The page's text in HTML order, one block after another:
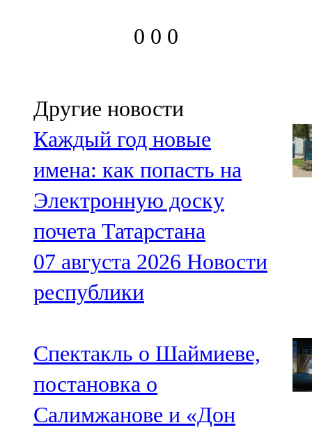
0 0 0
Другие новости
Каждый год новые
имена: как попасть на
Электронную доску
почета Татарстана
07 августа 2026 Новости
республики
Спектакль о Шаймиеве,
постановка о
Салимжанове и «Дон